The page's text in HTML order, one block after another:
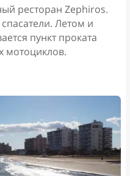
ресторан Zephiros.
Летом и
пункт проката
мотоциклов.